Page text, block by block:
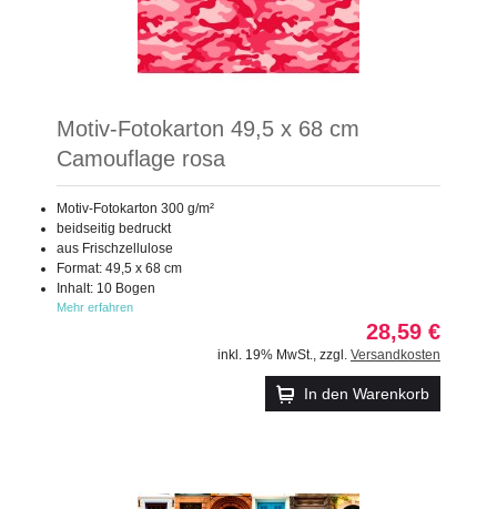
Motiv-Fotokarton 49,5 x 68 cm
Camouflage rosa
Motiv-Fotokarton 300 g/m²
beidseitig bedruckt
aus Frischzellulose
Format: 49,5 x 68 cm
Inhalt: 10 Bogen
Mehr erfahren
28,59 €
inkl. 19% MwSt. zzgl. Versandkosten
In den Warenkorb